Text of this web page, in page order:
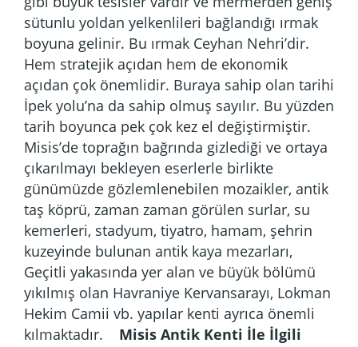
sütunlu yoldan yelkenlileri bağlandığı ırmak
boyuna gelinir. Bu ırmak Ceyhan Nehri’dir.
Hem stratejik açıdan hem de ekonomik
açıdan çok önemlidir. Buraya sahip olan tarihi
İpek yolu’na da sahip olmuş sayılır. Bu yüzden
tarih boyunca pek çok kez el değiştirmiştir.
Misis’de toprağın bağrında gizlediği ve ortaya
çıkarılmayı bekleyen eserlerle birlikte
günümüzde gözlemlenebilen mozaikler, antik
taş köprü, zaman zaman görülen surlar, su
kemerleri, stadyum, tiyatro, hamam, şehrin
kuzeyinde bulunan antik kaya mezarları,
Geçitli yakasında yer alan ve büyük bölümü
yıkılmış olan Havraniye Kervansarayı, Lokman
Hekim Camii vb. yapılar kenti ayrıca önemli
kılmaktadır.
Misis Antik Kenti İle İlgili